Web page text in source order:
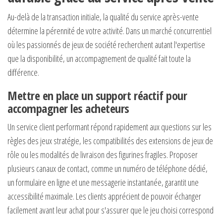
Au-delà de la transaction initiale, la qualité du service après-vente
détermine la pérennité de votre activité. Dans un marché concurrentiel
où les passionnés de jeux de société recherchent autant l'expertise
que la disponibilité, un accompagnement de qualité fait toute la
différence.
Mettre en place un support réactif pour
accompagner les acheteurs
Un service client performant répond rapidement aux questions sur les
règles des jeux stratégie, les compatibilités des extensions de jeux de
rôle ou les modalités de livraison des figurines fragiles. Proposer
plusieurs canaux de contact, comme un numéro de téléphone dédié,
un formulaire en ligne et une messagerie instantanée, garantit une
accessibilité maximale. Les clients apprécient de pouvoir échanger
facilement avant leur achat pour s'assurer que le jeu choisi correspond